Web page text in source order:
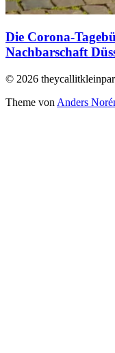
Die Corona-
Nachbarschaft
© 2026
Theme von Anders